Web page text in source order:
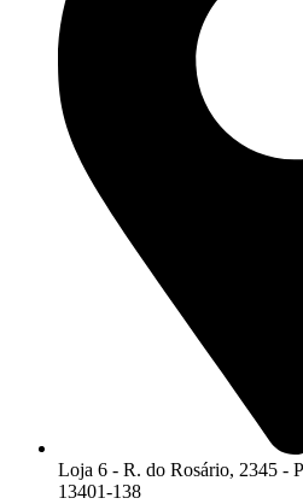
Loja 6 - R. do Rosário, 2345 -
13401-138